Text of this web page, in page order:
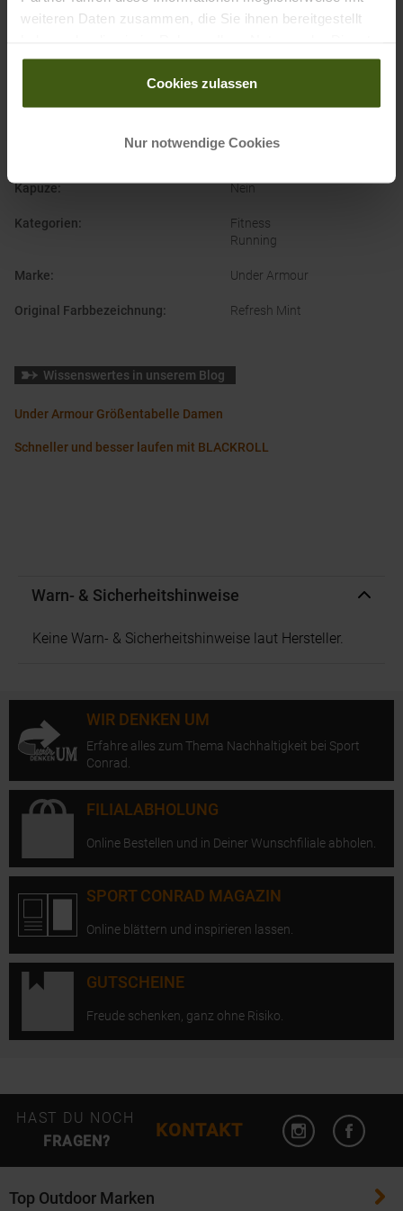
weiteren Daten zusammen, die Sie ihnen bereitgestellt
gesammelt haben.
Cookies zulassen
Nur notwendige Cookies
Kunstfaser
Kapuze: Nein
Kategorien:
Fitness
Running
Marke: Under Armour
Original Farbbezeichnung: Refresh Mint
Wissenswertes in unserem Blog
Under Armour Größentabelle Damen
Schneller und besser laufen mit BLACKROLL
Warn- & Sicherheitshinweise
Keine Warn- & Sicherheitshinweise laut Hersteller.
WIR DENKEN UM
Erfahre alles zum Thema Nachhaltigkeit bei Sport
Conrad.
FILIALABHOLUNG
Online Bestellen und in Deiner Wunschfiliale abholen.
SPORT CONRAD MAGAZIN
Online blättern und inspirieren lassen.
GUTSCHEINE
Freude schenken, ganz ohne Risiko.
HAST DU NOCH
FRAGEN?
KONTAKT
Instagram
Top Outdoor Marken